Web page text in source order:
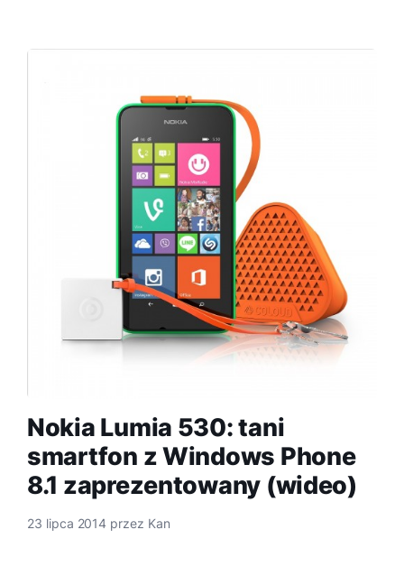
Nokia Lumia 530: tani
smartfon z Windows Phone
8.1 zaprezentowany (wideo)
23 lipca 2014 przez Kan